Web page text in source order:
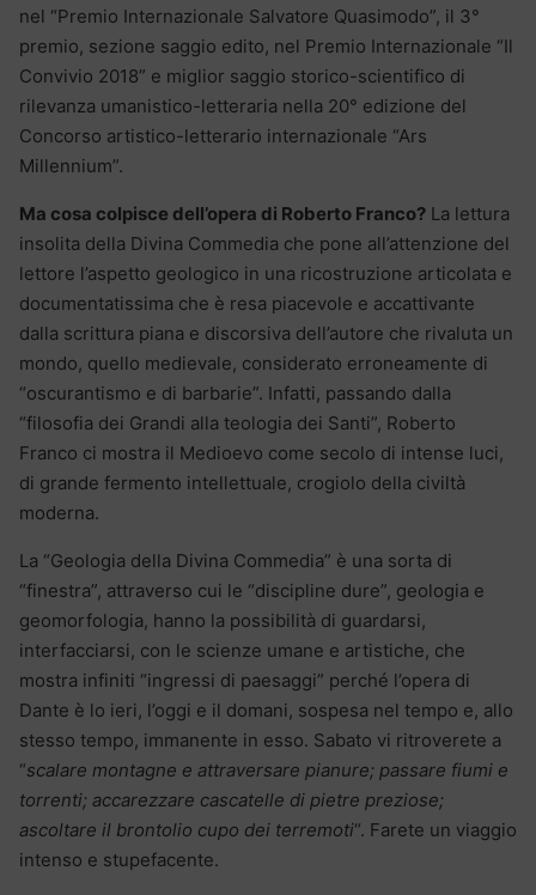
nel “Premio Internazionale Salvatore Quasimodo”, il 3°
premio, sezione saggio edito, nel Premio Internazionale “Il
Convivio 2018” e miglior saggio storico-scientifico di
rilevanza umanistico-letteraria nella 20° edizione del
Concorso artistico-letterario internazionale “Ars
Millennium”.
Ma cosa colpisce dell’opera di Roberto Franco? La lettura
insolita della Divina Commedia che pone all’attenzione del
lettore l’aspetto geologico in una ricostruzione articolata e
documentatissima che è resa piacevole e accattivante
dalla scrittura piana e discorsiva dell’autore che rivaluta un
mondo, quello medievale, considerato erroneamente di
“oscurantismo e di barbarie”. Infatti, passando dalla
“filosofia dei Grandi alla teologia dei Santi”, Roberto
Franco ci mostra il Medioevo come secolo di intense luci,
di grande fermento intellettuale, crogiolo della civiltà
moderna.
La “Geologia della Divina Commedia” è una sorta di
“finestra”, attraverso cui le “discipline dure”, geologia e
geomorfologia, hanno la possibilità di guardarsi,
interfacciarsi, con le scienze umane e artistiche, che
mostra infiniti “ingressi di paesaggi” perché l’opera di
Dante è lo ieri, l’oggi e il domani, sospesa nel tempo e, allo
stesso tempo, immanente in esso. Sabato vi ritroverete a
“scalare montagne e attraversare pianure; passare fiumi e
torrenti; accarezzare cascatelle di pietre preziose;
ascoltare il brontolio cupo dei terremoti“. Farete un viaggio
intenso e stupefacente.